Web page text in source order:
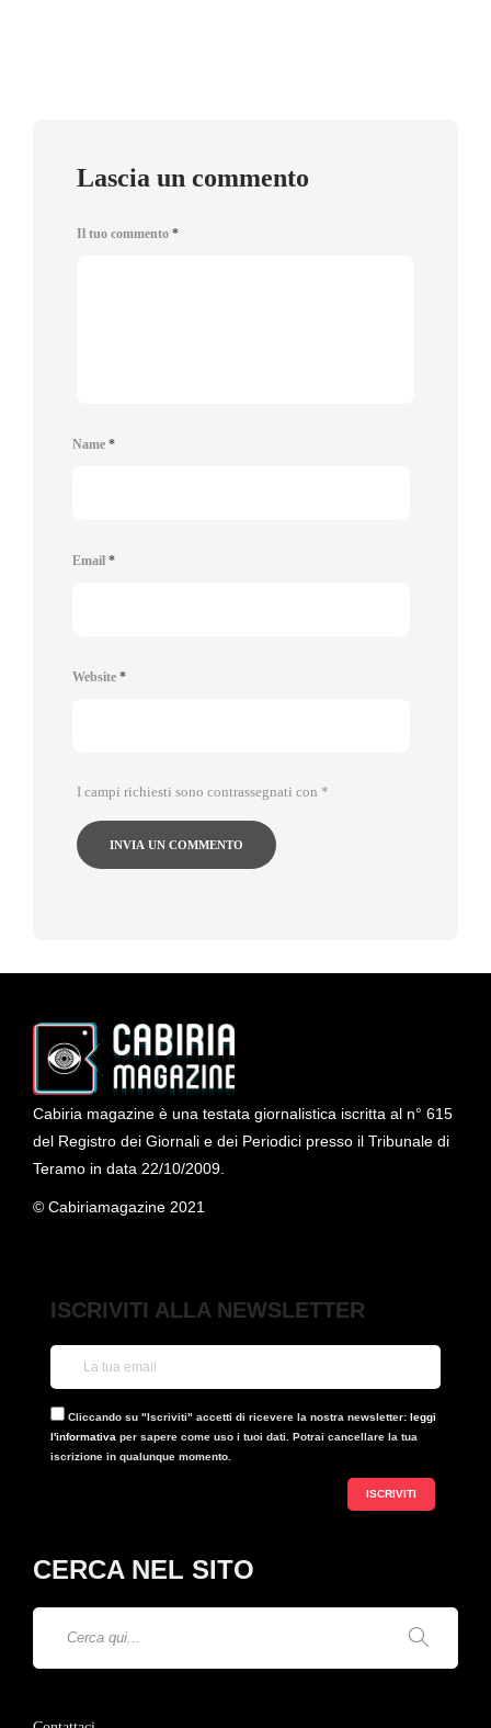
Lascia un commento
Il tuo commento *
Name *
Email *
Website *
I campi richiesti sono contrassegnati con *
Cabiria magazine è una testata giornalistica iscritta al n° 615
del Registro dei Giornali e dei Periodici presso il Tribunale di
Teramo in data 22/10/2009.
© Cabiriamagazine 2021
ISCRIVITI ALLA NEWSLETTER
Cliccando su "Iscriviti" accetti di ricevere la nostra newsletter: leggi
l'informativa per sapere come uso i tuoi dati. Potrai cancellare la tua
iscrizione in qualunque momento.
CERCA NEL SITO